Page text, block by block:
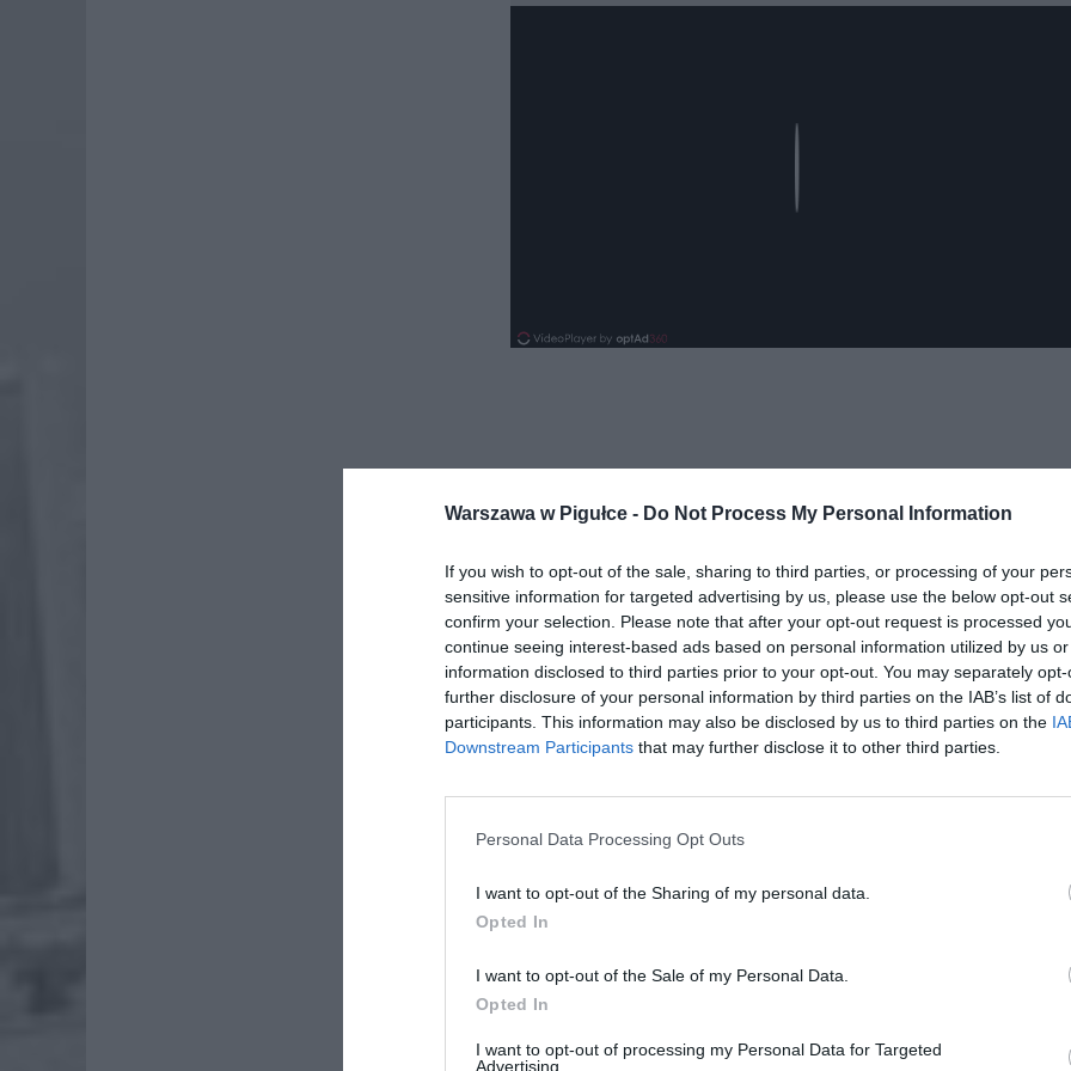
Warszawa w Pigułce - Do Not Process My Personal Information
If you wish to opt-out of the sale, sharing to third parties, or processing of your
sensitive information for targeted advertising by us, please use the below opt-out
confirm your selection. Please note that after your opt-out request is processed
continue seeing interest-based ads based on personal information utilized by us
information disclosed to third parties prior to your opt-out. You may separately
further disclosure of your personal information by third parties on the IAB’s list of
participants. This information may also be disclosed by us to third parties on the
Downstream Participants that may further disclose it to other third parties.
Personal Data Processing Opt Outs
I want to opt-out of the Sharing of my personal data.
Opted In
I want to opt-out of the Sale of my Personal Data.
Opted In
I want to opt-out of processing my Personal Data for Targeted
Advertising.
ad
Dodaj nas do preferowanych źródeł w Google